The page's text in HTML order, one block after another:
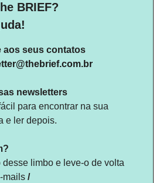
BRIEF?
aos seus contatos
com.br
newsletters
para encontrar na sua
e ler depois.
desse limbo e leve-o de volta
mails /